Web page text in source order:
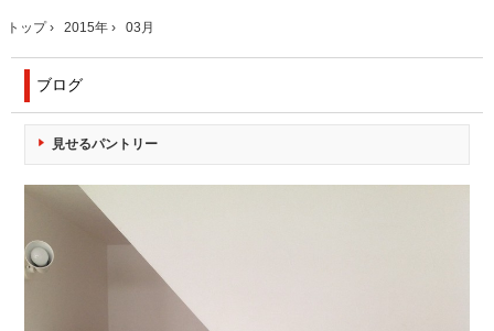
トップ› 2015年 › 03月
ブログ
見せるパントリー